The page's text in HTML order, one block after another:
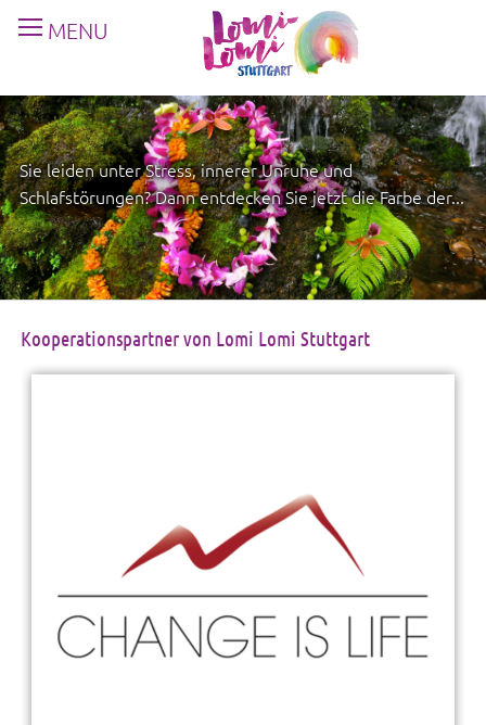
MENU
Sie leiden unter Stress, innerer Unruhe und
Schlafstörungen? Dann entdecken Sie jetzt die Farbe der...
Kooperationspartner von Lomi Lomi Stuttgart